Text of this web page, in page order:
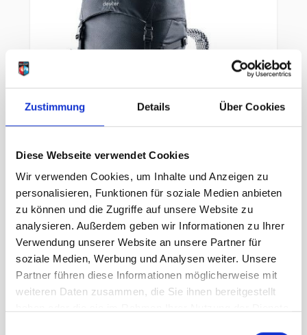
Zustimmung Details Über Cookies
Diese Webseite verwendet Cookies
Wir verwenden Cookies, um Inhalte und Anzeigen zu
personalisieren, Funktionen für soziale Medien anbieten
zu können und die Zugriffe auf unsere Website zu
analysieren. Außerdem geben wir Informationen zu Ihrer
Verwendung unserer Website an unsere Partner für
soziale Medien, Werbung und Analysen weiter. Unsere
Partner führen diese Informationen möglicherweise mit
weiteren Daten zusammen, die Sie ihnen bereitgestellt
Deuter Futura 24 SL black
unser Preis ab:
164,95 €